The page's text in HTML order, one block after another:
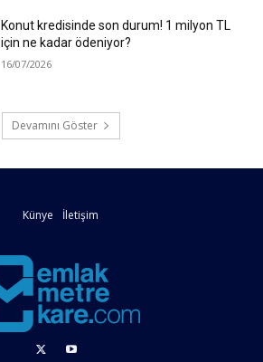
Konut kredisinde son durum! 1 milyon TL
için ne kadar ödeniyor?
16/07/2026
Devamını Göster
Künye İletişim